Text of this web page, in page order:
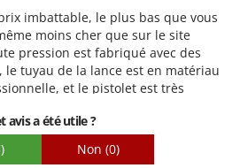
imbattable, le plus bas que vous
moins cher que sur le site
pression est fabriqué avec des
tuyau de la lance est en matériau
et le pistolet est très
atout est son fonctionnement très
à ceux qui utilisent l'appareil de
avis a été utile ?
Non (0)